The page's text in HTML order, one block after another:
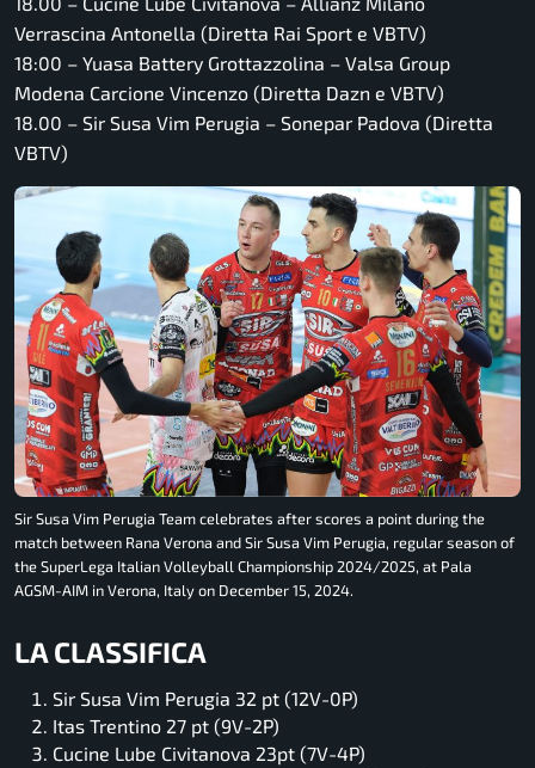
Verrascina Antonella (Diretta Rai Sport e VBTV)
18:00 – Yuasa Battery Grottazzolina – Valsa Group
Modena Carcione Vincenzo (Diretta Dazn e VBTV)
18.00 – Sir Susa Vim Perugia – Sonepar Padova (Diretta
VBTV)
Sir Susa Vim Perugia Team celebrates after scores a point during the
match between Rana Verona and Sir Susa Vim Perugia, regular season of
the SuperLega Italian Volleyball Championship 2024/2025, at Pala
AGSM-AIM in Verona, Italy on December 15, 2024.
LA CLASSIFICA
Sir Susa Vim Perugia 32 pt (12V-0P)
Itas Trentino 27 pt (9V-2P)
Cucine Lube Civitanova 23pt (7V-4P)